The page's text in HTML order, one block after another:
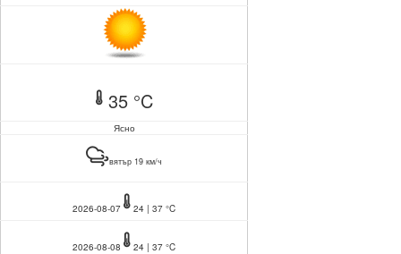
35 °C
Ясно
вятър 19 км/ч
2026-08-07 24 | 37 °C
2026-08-08 24 | 37 °C